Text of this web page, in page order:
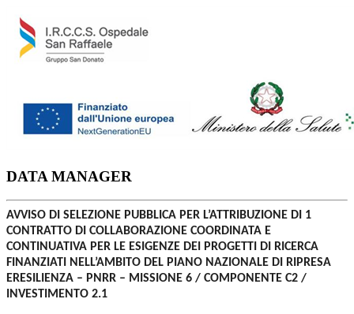
DATA MANAGER
AVVISO DI SELEZIONE PUBBLICA PER L’ATTRIBUZIONE DI 1
CONTRATTO DI COLLABORAZIONE COORDINATA E
CONTINUATIVA PER LE ESIGENZE DEI PROGETTI DI RICERCA
FINANZIATI NELL’AMBITO DEL PIANO NAZIONALE DI RIPRESA
ERESILIENZA – PNRR – MISSIONE 6 / COMPONENTE C2 /
INVESTIMENTO 2.1